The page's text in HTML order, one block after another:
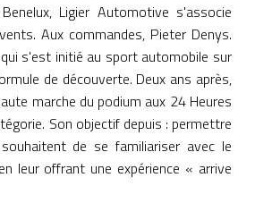
Ligier Automotive s'associe
Aux commandes, Pieter Denys.
s'est initié au sport automobile sur
de découverte. Deux ans après,
marche du podium aux 24 Heures
Son objectif depuis : permettre
de se familiariser avec le
leur offrant une expérience « arrive